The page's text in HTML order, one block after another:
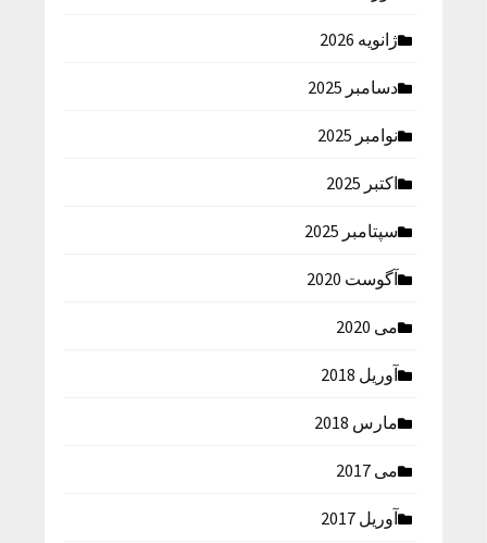
ژانویه 2026
دسامبر 2025
نوامبر 2025
اکتبر 2025
سپتامبر 2025
آگوست 2020
می 2020
آوریل 2018
مارس 2018
می 2017
آوریل 2017